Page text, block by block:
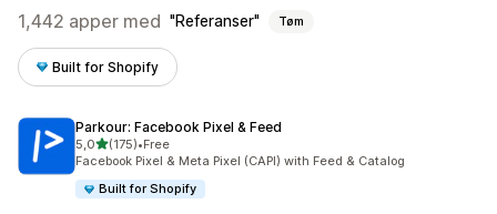
1,442 apper med Referanser Tøm
Built for Shopify
Parkour: Facebook Pixel & Feed
5,0av 5 stjerner
(175)
Totalt 175 omtaler
•Free
Facebook Pixel & Meta Pixel (CAPI) with Feed & Catalog
Built for Shopify